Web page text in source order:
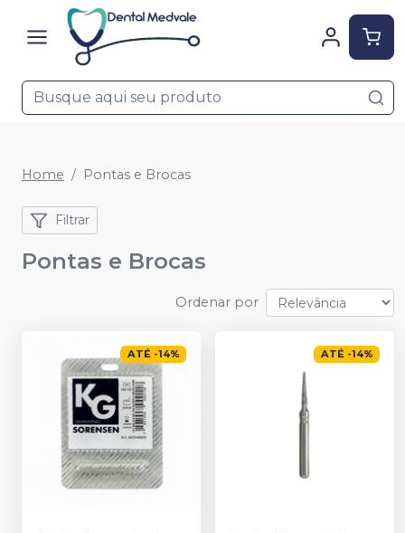
Home Pontas e Brocas
Filtrar
Pontas e Brocas
Ordenar por
ATÉ -14% ATÉ -14%